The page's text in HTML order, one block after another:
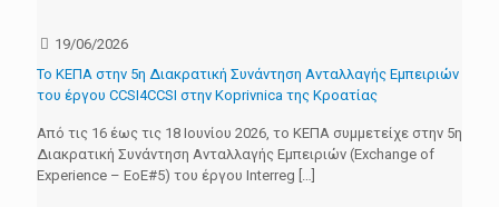
19/06/2026
Το ΚΕΠΑ στην 5η Διακρατική Συνάντηση Ανταλλαγής Εμπειριών
του έργου CCSI4CCSI στην Koprivnica της Κροατίας
Από τις 16 έως τις 18 Ιουνίου 2026, το ΚΕΠΑ συμμετείχε στην 5η
Διακρατική Συνάντηση Ανταλλαγής Εμπειριών (Exchange of
Experience – EoE#5) του έργου Interreg […]